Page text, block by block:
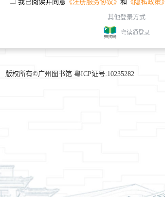
我已阅读并同意 《注册服务协议》 和 《隐私政策》
其他登录方式
粤读通登录
版权所有©广州图书馆 粤ICP证号:10235282